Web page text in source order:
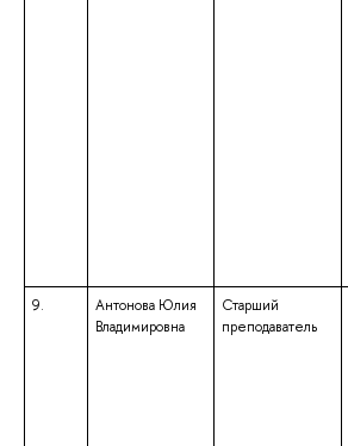
9.
Антонова Юлия
Владимировна
Старший
преподаватель